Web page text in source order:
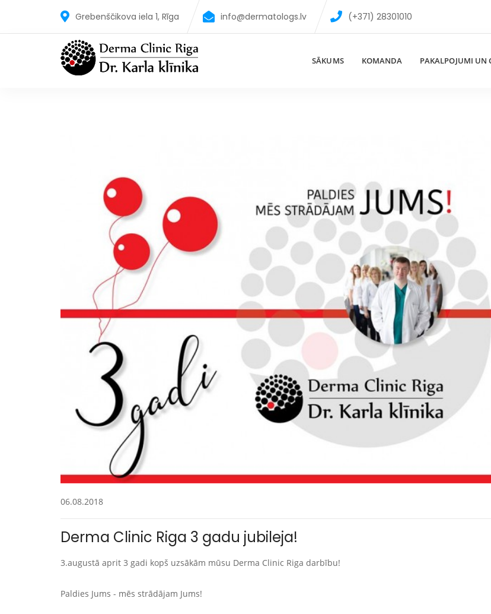
Grebenščikova iela 1, Rīga info@dermatologs.lv (+371) 28301010
SĀKUMS KOMANDA PAKALPOJUMI UN
06.08.2018
Derma Clinic Riga 3 gadu jubileja!
3.augustā aprit 3 gadi kopš uzsākām mūsu Derma Clinic Riga darbību!
Paldies Jums - mēs strādājam Jums!